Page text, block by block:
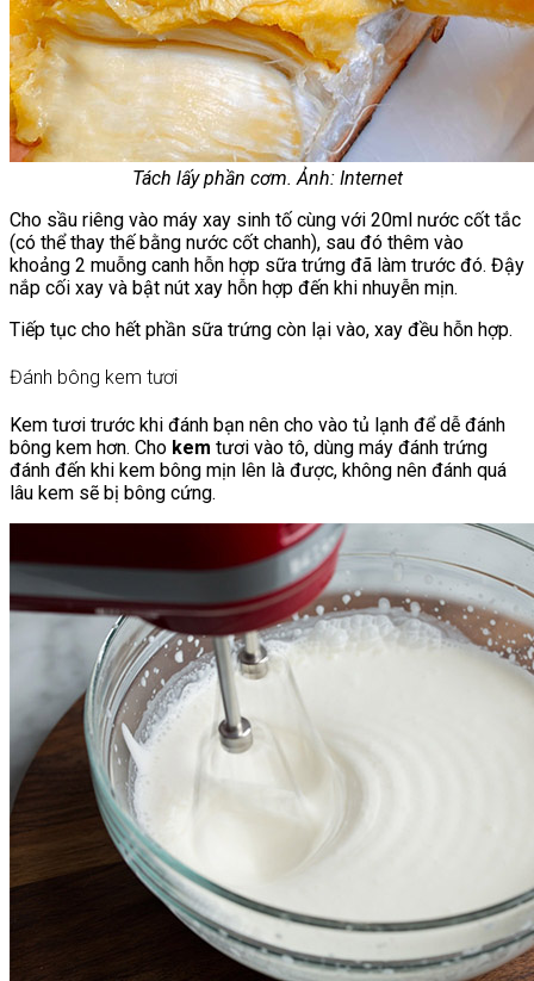
Tách lấy phần cơm. Ảnh: Internet
Cho sầu riêng vào máy xay sinh tố cùng với 20ml nước cốt tắc
(có thể thay thế bằng nước cốt chanh), sau đó thêm vào
khoảng 2 muỗng canh hỗn hợp sữa trứng đã làm trước đó. Đậy
nắp cối xay và bật nút xay hỗn hợp đến khi nhuyễn mịn.
Tiếp tục cho hết phần sữa trứng còn lại vào, xay đều hỗn hợp.
Đánh bông kem tươi
Kem tươi trước khi đánh bạn nên cho vào tủ lạnh để dễ đánh
bông kem hơn. Cho kem tươi vào tô, dùng máy đánh trứng
đánh đến khi kem bông mịn lên là được, không nên đánh quá
lâu kem sẽ bị bông cứng.